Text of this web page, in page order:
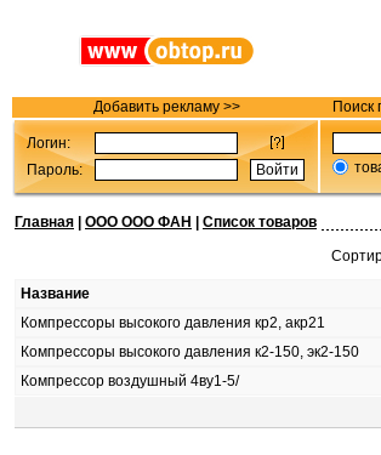
Добавить рекламу >> Поиск
Логин:
Пароль:
Главная ООО ООО ФАН
Список товаров
Название
Компрессоры высокого давления кр2, акр21
Компрессоры высокого давления к2-150, эк2-150
Компрессор воздушный 4ву1-5/